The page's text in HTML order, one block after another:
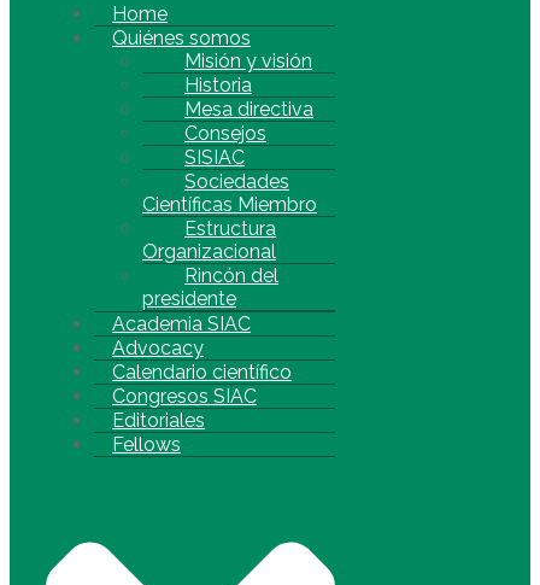
Home
Quiénes somos
Misión y visión
Historia
Mesa directiva
Consejos
SISIAC
Sociedades
Científicas Miembro
Estructura
Organizacional
Rincón del
presidente
Academia SIAC
Advocacy
Calendario científico
Congresos SIAC
Editoriales
Fellows